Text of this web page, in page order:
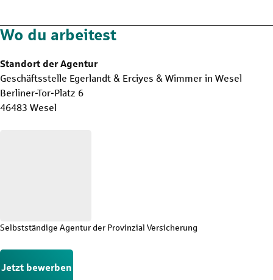
Wo du arbeitest
Standort der Agentur
Geschäftsstelle Egerlandt & Erciyes & Wimmer in Wesel
Berliner-Tor-Platz 6
46483 Wesel
Selbstständige Agentur der Provinzial Versicherung
Jetzt bewerben